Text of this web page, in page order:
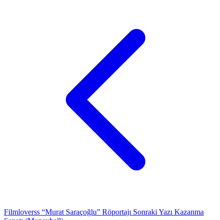
Filmloverss “Murat Saraçoğlu” Röportajı Sonraki Yazı Kazanma